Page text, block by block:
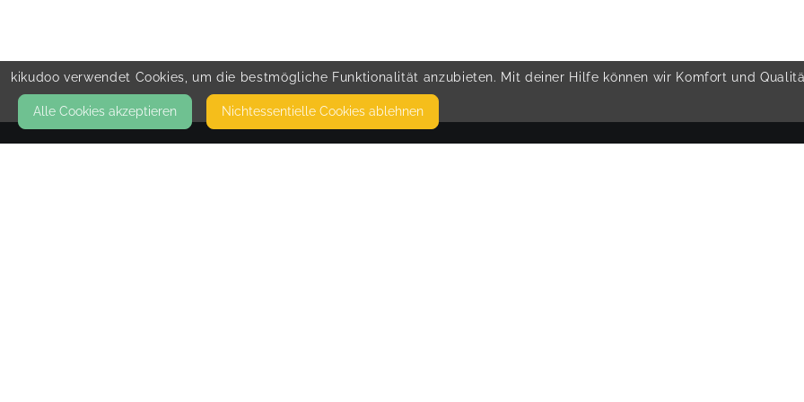
kikudoo verwendet Cookies, um die bestmögliche Funktionalität anzubieten. Mit deiner Hilfe können wir Komfort und
Alle Cookies akzeptieren Nicht­essentielle Cookies ablehnen